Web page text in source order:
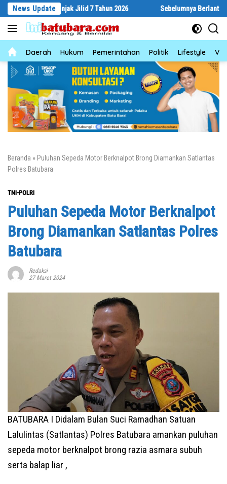
Langsung
konten
News Update
Jilid 7 Tahun 2026 Sebelumnya Berlantaikan Tanah
NewsDaerah Hukum Pemerintahan Politik Lifestyle
Beranda » Puluhan Sepeda Motor Berknalpot Brong Diamankan Satlantas
Polres Batubara
TNI-POLRI
Puluhan Sepeda Motor Berknalpot
Brong Diamankan Satlantas Polres
Batubara
Redaksi
27 Maret 2024
BATUBARA I Didalam Bulan Suci Ramadhan Satuan
Lalulintas (Satlantas) Polres Batubara amankan puluhan
sepeda motor berknalpot brong razia asmara subuh
serta balap liar ,